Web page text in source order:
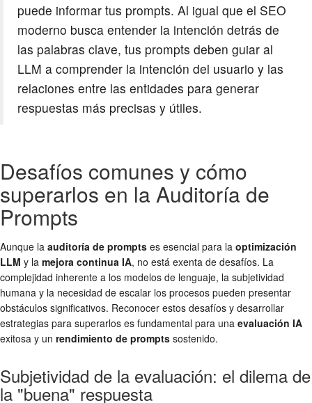
puede informar tus prompts. Al igual que el SEO
moderno busca entender la intención detrás de
las palabras clave, tus prompts deben guiar al
LLM a comprender la intención del usuario y las
relaciones entre las entidades para generar
respuestas más precisas y útiles.
Desafíos comunes y cómo
superarlos en la Auditoría de
Prompts
Aunque la auditoría de prompts es esencial para la optimización
LLM y la mejora continua IA, no está exenta de desafíos. La
complejidad inherente a los modelos de lenguaje, la subjetividad
humana y la necesidad de escalar los procesos pueden presentar
obstáculos significativos. Reconocer estos desafíos y desarrollar
estrategias para superarlos es fundamental para una evaluación IA
exitosa y un rendimiento de prompts sostenido.
Subjetividad de la evaluación: el dilema de
la "buena" respuesta